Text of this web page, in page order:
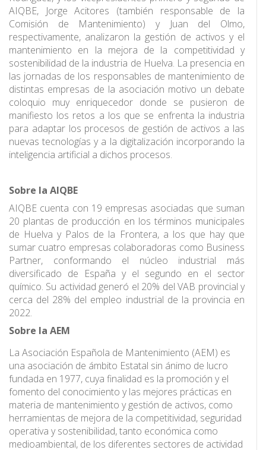
AIQBE, Jorge Acitores (también responsable de la
Comisión de Mantenimiento) y Juan del Olmo,
respectivamente, analizaron la gestión de activos y el
mantenimiento en la mejora de la competitividad y
sostenibilidad de la industria de Huelva. La presencia en
las jornadas de los responsables de mantenimiento de
distintas empresas de la asociación motivo un debate
coloquio muy enriquecedor donde se pusieron de
manifiesto los retos a los que se enfrenta la industria
para adaptar los procesos de gestión de activos a las
nuevas tecnologías y a la digitalización incorporando la
inteligencia artificial a dichos procesos.
Sobre la AIQBE
AIQBE cuenta con 19 empresas asociadas que suman
20 plantas de producción en los términos municipales
de Huelva y Palos de la Frontera, a los que hay que
sumar cuatro empresas colaboradoras como Business
Partner, conformando el núcleo industrial más
diversificado de España y el segundo en el sector
químico. Su actividad generó el 20% del VAB provincial y
cerca del 28% del empleo industrial de la provincia en
2022.
Sobre la AEM
La Asociación Española de Mantenimiento (AEM) es
una asociación de ámbito Estatal sin ánimo de lucro
fundada en 1977, cuya finalidad es la promoción y el
fomento del conocimiento y las mejores prácticas en
materia de mantenimiento y gestión de activos, como
herramientas de mejora de la competitividad, seguridad
operativa y sostenibilidad, tanto económica como
medioambiental, de los diferentes sectores de actividad